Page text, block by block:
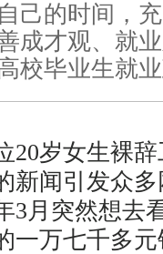
己的时间，
成才观、就
校毕业生就
岁女生裸辞
新闻引发众
3月突然想去
一万七千多